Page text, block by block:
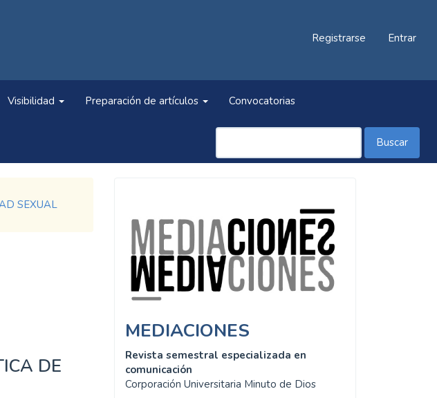
Registrarse Entrar
Visibilidad Preparación de artículos Convocatorias
Buscar
SEXUAL
DE
MEDIACIONES
Revista semestral especializada en
comunicación
Corporación Universitaria Minuto de Dios